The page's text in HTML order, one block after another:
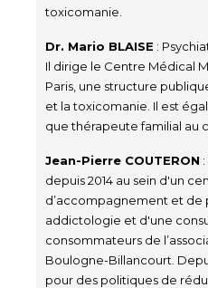
toxicomanie.
Dr. Mario BLAISE :
Il dirige le Centre Médical
Paris, une structure
et la toxicomanie. Il est
que thérapeute familial au
Jean-Pierre COUTERON
depuis 2014 au sein d'un
d’accompagnement et de
addictologie et d'une
consommateurs de
Boulogne-Billancourt.
pour des politiques de